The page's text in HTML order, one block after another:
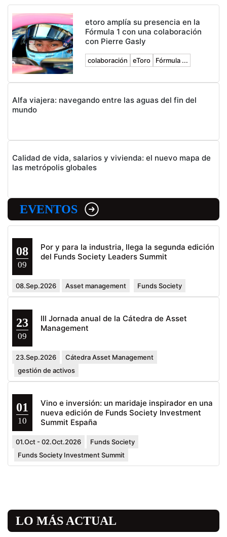
etoro amplía su presencia en la
Fórmula 1 con una colaboración
con Pierre Gasly
colaboración eToro Fórmula ...
Alfa viajera: navegando entre las aguas del fin del
mundo
Calidad de vida, salarios y vivienda: el nuevo mapa de
las metrópolis globales
EVENTOS
08
09
Por y para la industria, llega la segunda edición
del Funds Society Leaders Summit
08.Sep.2026 Asset management Funds Society
23
09
III Jornada anual de la Cátedra de Asset
Management
23.Sep.2026
Cátedra Asset Management
gestión de activos
01
10
Vino e inversión: un maridaje inspirador en una
nueva edición de Funds Society Investment
Summit España
01.Oct - 02.Oct.2026
Funds Society
Funds Society Investment Summit
LO MÁS ACTUAL